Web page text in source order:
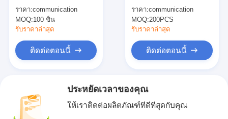
Switch สําหรับเครื่อง
ตรวจสอบความปลอดภัย
เด็ก
ราคา:communication
MOQ:100 ชิ้น
รับราคาล่าสุด
ติดต่อตอนนี้
สําหรับอุปกรณ์ในครัว
เรือน
ราคา:communication
MOQ:200PCS
รับราคาล่าสุด
ติดต่อตอนนี้
ประหยัดเวลาของคุณ
ให้เราติดต่อผลิตภัณฑ์ที่ดีที่สุดกับคุณ